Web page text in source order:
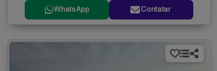
WhatsApp Contatar